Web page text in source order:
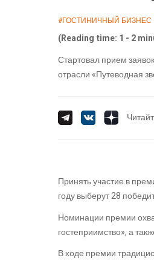
#ГОСТИНИЧНЫЙ БИЗНЕС
(Reading time: 1 - 2
Стартовал прием
отрасли «Путеводная
Принять участие в
году выберут 28
Номинации премии
гостеприимство», а
В ходе премии